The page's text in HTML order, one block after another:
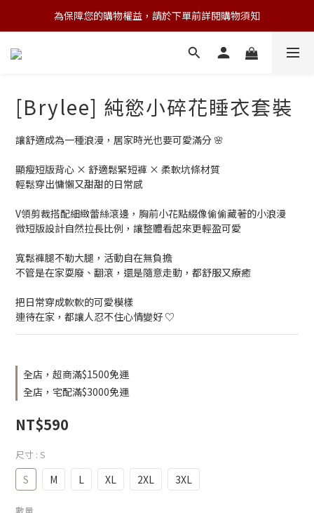
💌 Nearby收藏家｜任選三件 9折 五件 88折
為保障您的購物權益，請於下單前詳閱購物須知
💌 Nearby收藏家｜任選三件 9折 五件 88折
[Brylee] 純慾小碎花睡衣套裝
讓舒適成為一種浪漫，居家時光也要可愛滿分 🌸
顯瘦短版背心 × 舒適鬆緊短褲 × 柔軟坑條材質
輕鬆穿出慵懶又甜甜的日常感
V領剪裁搭配細緻蕾絲滾邊，胸前小花點綴像偷偷藏著的小浪漫
微短版設計自然拉長比例，讓整體看起來更輕盈可愛
寬鬆褲腿不勒大腿，活動自在無負擔
不管是在家耍廢、翻滾，還是隨意走動，都舒服又療癒
把日常穿成軟軟的可愛模樣
連待在家，都讓人忍不住心情變好 ♡
全店，超商滿$1500免運
全店，宅配滿$3000免運
NT$590
尺寸 : S
S M L XL 2XL 3XL